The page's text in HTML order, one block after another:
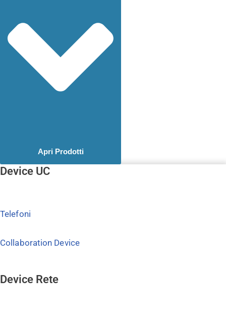
Apri Prodotti
Device UC
Telefoni
Collaboration Device
Device Rete